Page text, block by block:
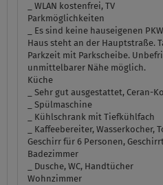
_ WLAN kostenfrei, TV
Parkmöglichkeiten
_ Es sind keine hauseigenen
Haus steht an der Hauptstraße.
Parkzeit mit Parkscheibe.
unmittelbarer Nähe möglich.
Küche
_ Sehr gut ausgestattet, Ceran-
_ Spülmaschine
_ Kühlschrank mit Tiefkühlfach
_ Kaffeebereiter, Wasserkocher,
Geschirr für 6 Personen,
Badezimmer
_ Dusche, WC, Handtücher
Wohnzimmer